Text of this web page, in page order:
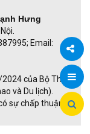
Chia
Hưng
Email:
của Bộ Thông
và Du lịch).
sự chấp thuận